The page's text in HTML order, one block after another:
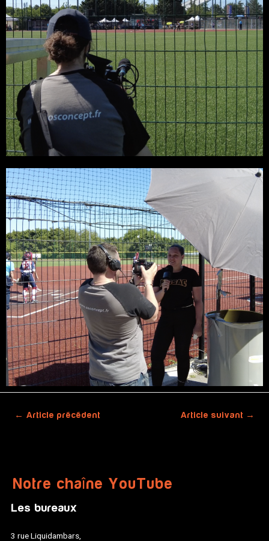
← Article précédent Article suivant →
Notre chaîne YouTube
Les bureaux
3 rue Liquidambars,